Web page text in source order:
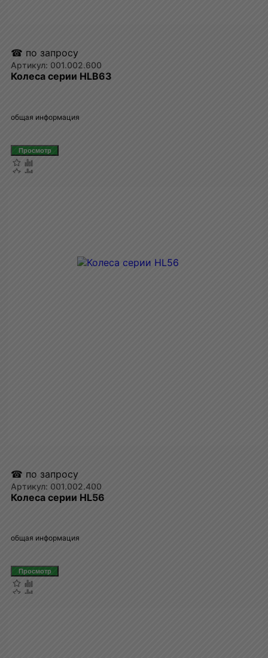
☎ по запросу
001.002.600
Колеса серии HLB63
общая информация
☎ по запросу
001.002.400
Колеса серии HL56
общая информация